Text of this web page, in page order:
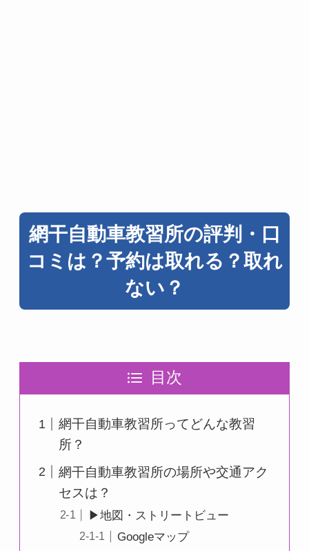
網干自動車教習所の評判・口
コミは？予約は取れる？取れ
ない？
目次
網干自動車教習所ってどんな教習
所？
網干自動車教習所の場所や交通アク
セスは？
▶地図・ストリートビュー
Googleマップ